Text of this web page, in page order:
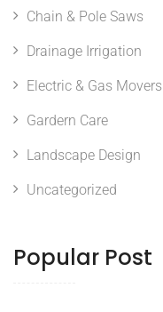
Chain & Pole Saws
Drainage Irrigation
Electric & Gas Movers
Gardern Care
Landscape Design
Uncategorized
Popular Post